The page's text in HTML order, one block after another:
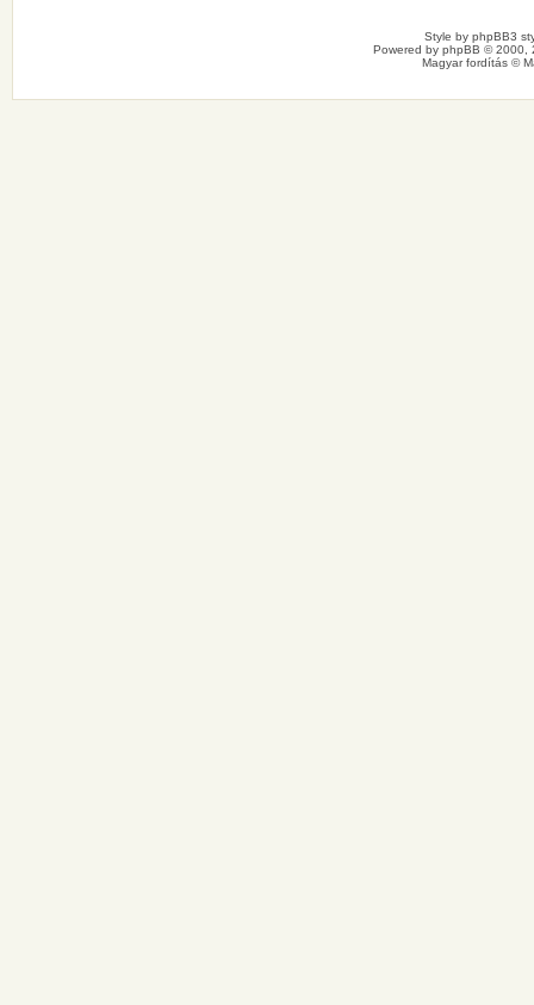
Style by phpBB3
Powered by phpBB © 2000,
Magyar fordítás ©